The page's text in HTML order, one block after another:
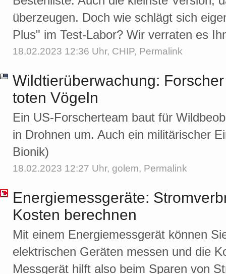
überzeugen. Doch wie schlägt sich
Plus" im Test-Labor? Wir verraten es
18.02.2023 12:36 Uhr, CHIP, Permalink
Wildtierüberwachung:
toten Vögeln
Ein US-Forscherteam baut für
in Drohnen um. Auch ein militärischer
Bionik)
18.02.2023 12:27 Uhr, golem, Permalink
Energiemessgeräte:
Kosten berechnen
Mit einem Energiemessgerät können
elektrischen Geräten messen und die
Messgerät hilft also beim Sparen von